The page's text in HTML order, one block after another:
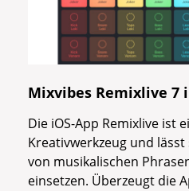
Mixvibes Remixlive 7
Die iOS-App Remixlive ist
Kreativwerkzeug und
von musikalischen
einsetzen. Überzeugt die